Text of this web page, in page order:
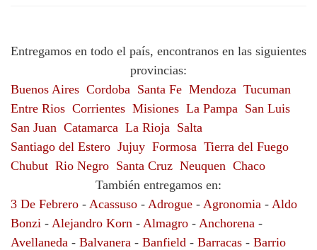
Entregamos en todo el país, encontranos en las siguientes
provincias:
Buenos Aires Cordoba Santa Fe Mendoza Tucuman
Entre Rios Corrientes Misiones La Pampa San Luis
San Juan Catamarca La Rioja Salta
Santiago del Estero Jujuy Formosa Tierra del Fuego
Chubut Rio Negro Santa Cruz Neuquen Chaco
También entregamos en:
3 De Febrero - Acassuso - Adrogue - Agronomia - Aldo
Bonzi - Alejandro Korn - Almagro - Anchorena -
Avellaneda - Balvanera - Banfield - Barracas - Barrio